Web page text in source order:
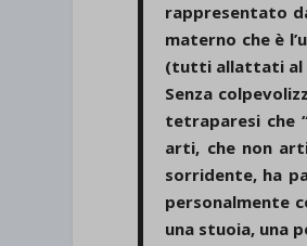
rappresentato
materno che è
(tutti allattati al
Senza
tetraparesi che
arti, che non
sorridente, ha
personalmente
una stuoia, una